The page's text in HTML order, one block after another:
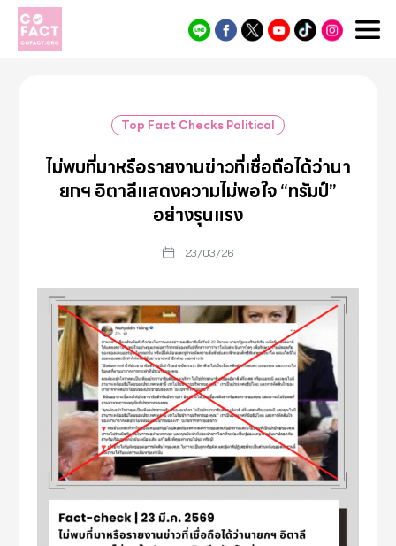
Cofact
Top Fact Checks Political
ไม่พบที่มาหรือรายงานข่าวที่เชื่อถือได้ว่านา
ยกฯ อิตาลีแสดงความไม่พอใจ “ทรัมป์”
อย่างรุนแรง
23/03/26